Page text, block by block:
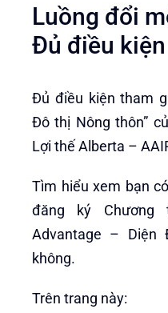
Luồng đổi
Đủ điều kiện
Đủ điều kiện tham
Đô thị Nông thôn”
Lợi thế Alberta –
Tìm hiểu xem bạn
đăng ký Chương
Advantage – Diện
không.
Trên trang này: